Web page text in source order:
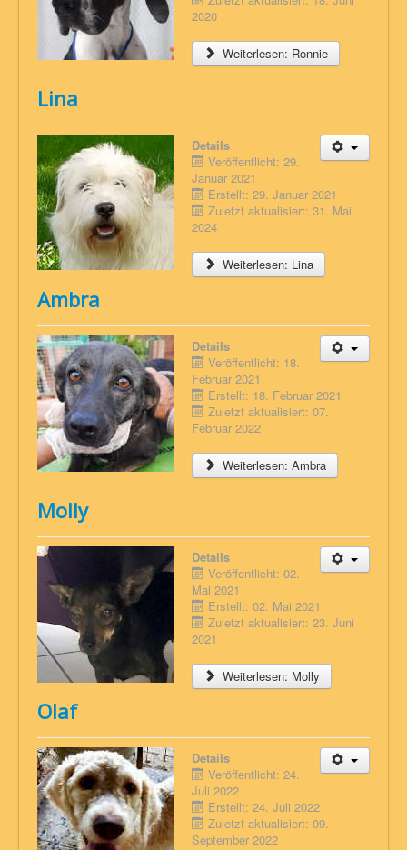
2020
Weiterlesen: Ronnie
Lina
Details
Veröffentlicht: 29.
Januar 2021
Erstellt: 29. Januar 2021
Zuletzt aktualisiert: 31. Mai
2024
Weiterlesen: Lina
Ambra
Details
Veröffentlicht: 18.
Februar 2021
Erstellt: 18. Februar 2021
Zuletzt aktualisiert: 07.
Februar 2022
Weiterlesen: Ambra
Molly
Details
Veröffentlicht: 02.
Mai 2021
Erstellt: 02. Mai 2021
Zuletzt aktualisiert: 23. Juni
2021
Weiterlesen: Molly
Olaf
Details
Veröffentlicht: 24.
Juli 2022
Erstellt: 24. Juli 2022
Zuletzt aktualisiert: 09.
September 2022